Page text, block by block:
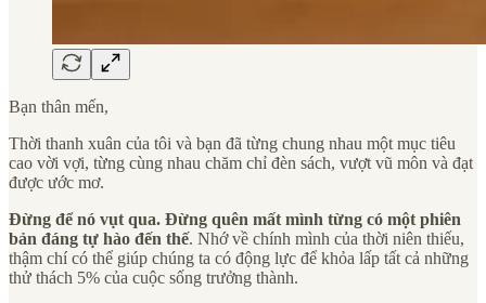
Bạn thân mến,
Thời thanh xuân của tôi và bạn đã từng chung nhau một mục tiêu
cao vời vợi, từng cùng nhau chăm chỉ đèn sách, vượt vũ môn và đạt
được ước mơ.
Đừng để nó vụt qua. Đừng quên mất mình từng có một phiên
bản đáng tự hào đến thế. Nhớ về chính mình của thời niên thiếu,
thậm chí có thể giúp chúng ta có động lực để khỏa lấp tất cả những
thử thách 5% của cuộc sống trưởng thành.